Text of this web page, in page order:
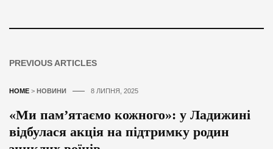
PREVIOUS ARTICLES
HOME > НОВИНИ 8 ЛИПНЯ, 2025
«Ми пам’ятаємо кожного»: у Ладижині
відбулася акція на підтримку родин